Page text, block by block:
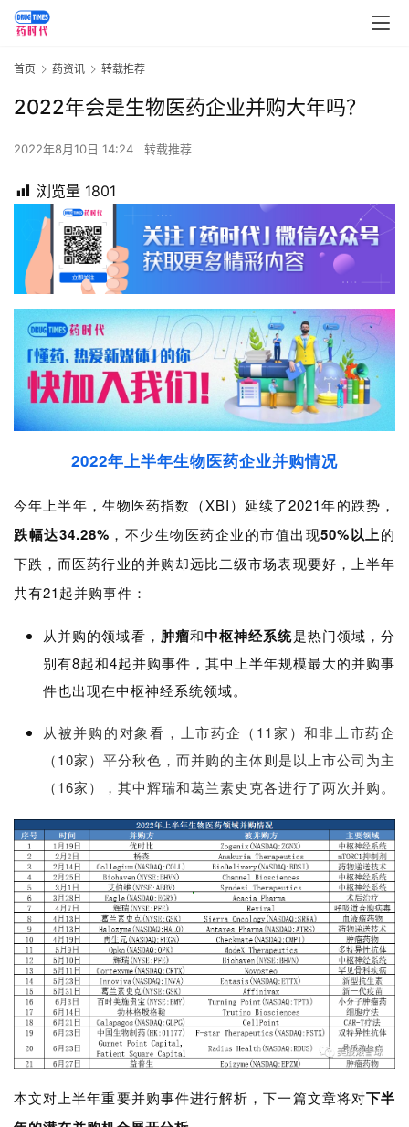
首页 药资讯 转载推荐
2022年会是生物医药企业并购大年吗？
2022年8月10日 14:24 转载推荐
浏览量 1801
2022年上半年生物医药企业并购情况
今年上半年，生物医药指数（XBI）延续了2021年的跌势，
跌幅达34.28% ，不少生物医药企业的市值出现50%以上的
下跌，而医药行业的并购却远比二级市场表现要好，上半年
共有21起并购事件：
从并购的领域看， 肿瘤和中枢神经系统是热门领域，分
别有8起和4起并购事件，其中上半年规模最大的并购事
件也出现在中枢神经系统领域。
从被并购的对象看，上市药企（11家）和非上市药企
（10家）平分秋色，而并购的主体则是以上市公司为主
（16家），其中辉瑞和葛兰素史克各进行了两次并购。
本文对上半年重要并购事件进行解析，下一篇文章将对下半